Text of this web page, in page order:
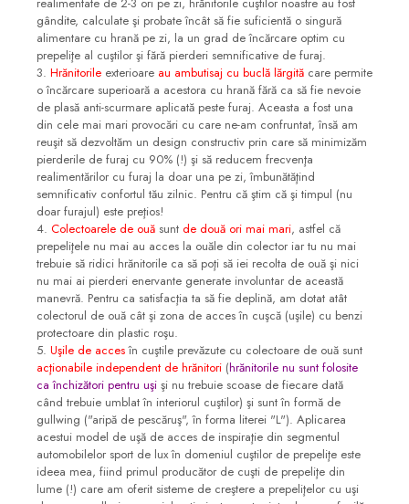
gândite, calculate şi probate încât să fie suficientă o singură
alimentare cu hrană pe zi, la un grad de încărcare optim cu
prepeliţe al cuştilor şi fără pierderi semnificative de furaj.
3. Hrănitorile exterioare au ambutisaj cu buclă lărgită care permite
o încărcare superioară a acestora cu hrană fără ca să fie nevoie
de plasă anti-scurmare aplicată peste furaj. Aceasta a fost una
din cele mai mari provocări cu care ne-am confruntat, însă am
reuşit să dezvoltăm un design constructiv prin care să minimizăm
pierderile de furaj cu 90% (!) şi să reducem frecvenţa
realimentărilor cu furaj la doar una pe zi, îmbunătăţind
semnificativ confortul tău zilnic. Pentru că ştim că şi timpul (nu
doar furajul) este preţios!
4. Colectoarele de ouă sunt de două ori mai mari, astfel că
prepeliţele nu mai au acces la ouăle din colector iar tu nu mai
trebuie să ridici hrănitorile ca să poţi să iei recolta de ouă şi nici
nu mai ai pierderi enervante generate involuntar de această
manevră. Pentru ca satisfacţia ta să fie deplină, am dotat atât
colectorul de ouă cât şi zona de acces în cuşcă (uşile) cu benzi
protectoare din plastic roşu.
5. Uşile de accesîn cuştile prevăzute cu colectoare de ouă sunt
acţionabile independent de hrănitori (hrănitorile nu sunt folosite
ca închizători pentru uşi şi nu trebuie scoase de fiecare dată
când trebuie umblat în interiorul cuştilor) şi sunt în formă de
gullwing ("aripă de pescăruş", în forma literei "L"). Aplicarea
acestui model de uşă de acces de inspiraţie din segmentul
automobilelor sport de lux în domeniul cuştilor de prepeliţe este
ideea mea, fiind primul producător de cuşti de prepeliţe din
lume (!) care am oferit sisteme de creştere a prepeliţelor cu uşi